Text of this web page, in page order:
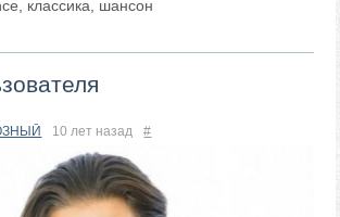
классика, шансон
10 лет назад #